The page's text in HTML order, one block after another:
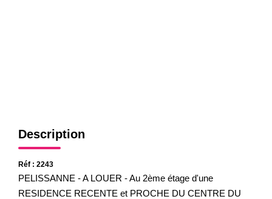
Description
Réf : 2243
PELISSANNE - A LOUER - Au 2ème étage d'une
RESIDENCE RECENTE et PROCHE DU CENTRE DU